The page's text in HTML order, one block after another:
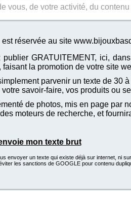
vous, de votre activité, du
réservée au site
publier GRATUITEMENT, ici,
faisant la promotion de votre site
parvenir un texte de 30
savoir-faire, vos produits ou
de photos, mis en page par
moteurs de recherche, et
mon texte brut
envoyer un texte qui existe déjà sur internet, ni
les sanctions de GOOGLE pour contenu